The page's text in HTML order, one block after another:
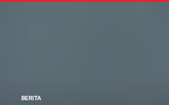
BERITA